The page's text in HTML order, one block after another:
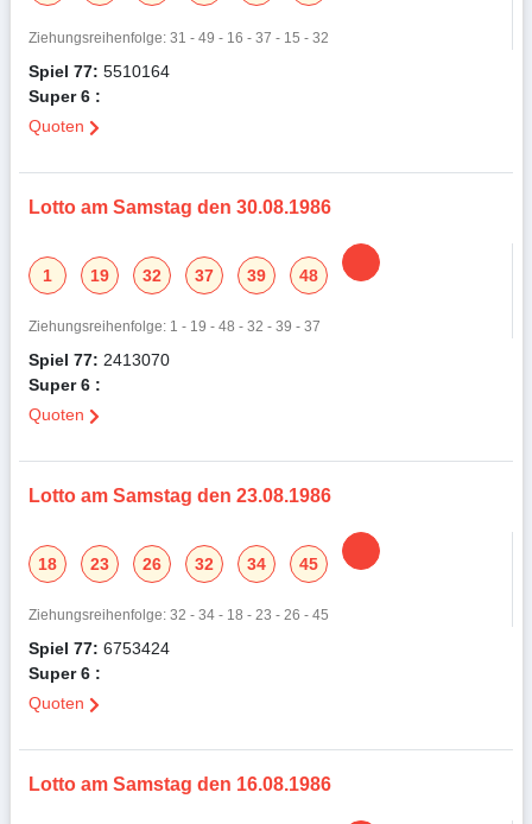
Ziehungsreihenfolge: 31 - 49 - 16 - 37 - 15 - 32
Spiel 77: 5510164
Super 6 :
Quoten
Lotto am Samstag den 30.08.1986
1 19 32 37 39 48
Ziehungsreihenfolge: 1 - 19 - 48 - 32 - 39 - 37
Spiel 77: 2413070
Super 6 :
Quoten
Lotto am Samstag den 23.08.1986
18 23 26 32 34 45
Ziehungsreihenfolge: 32 - 34 - 18 - 23 - 26 - 45
Spiel 77: 6753424
Super 6 :
Quoten
Lotto am Samstag den 16.08.1986